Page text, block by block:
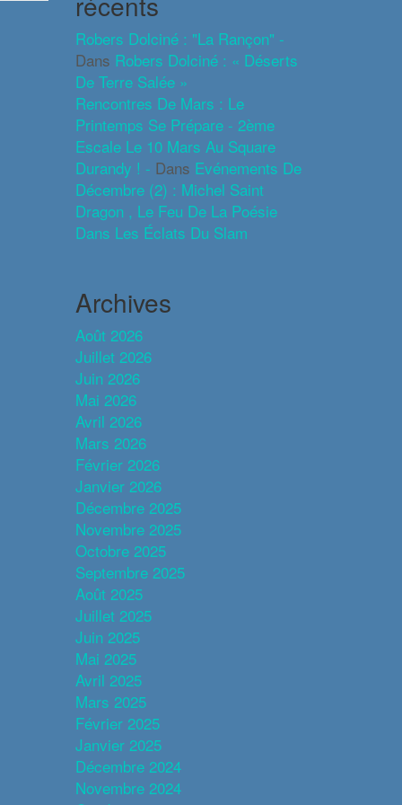
Robers Dolciné : "La Rançon" -
Dans Robers Dolciné : « Déserts
De Terre Salée »
Rencontres De Mars : Le
Printemps Se Prépare - 2ème
Escale Le 10 Mars Au Square
Durandy ! - Dans Evénements De
Décembre (2) : Michel Saint
Dragon , Le Feu De La Poésie
Dans Les Éclats Du Slam
Archives
Août 2026
Juillet 2026
Juin 2026
Mai 2026
Avril 2026
Mars 2026
Février 2026
Janvier 2026
Décembre 2025
Novembre 2025
Octobre 2025
Septembre 2025
Août 2025
Juillet 2025
Juin 2025
Mai 2025
Avril 2025
Mars 2025
Février 2025
Janvier 2025
Décembre 2024
Novembre 2024